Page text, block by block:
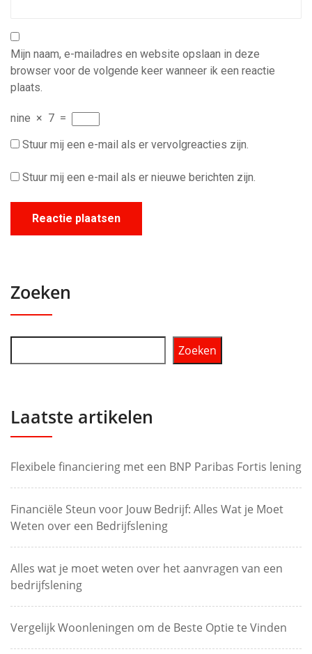
Mijn naam, e-mailadres en website opslaan in deze
browser voor de volgende keer wanneer ik een reactie
plaats.
nine × 7 =
Stuur mij een e-mail als er vervolgreacties zijn.
Stuur mij een e-mail als er nieuwe berichten zijn.
Zoeken
Zoeken
Laatste artikelen
Flexibele financiering met een BNP Paribas Fortis lening
Financiële Steun voor Jouw Bedrijf: Alles Wat je Moet
Weten over een Bedrijfslening
Alles wat je moet weten over het aanvragen van een
bedrijfslening
Vergelijk Woonleningen om de Beste Optie te Vinden